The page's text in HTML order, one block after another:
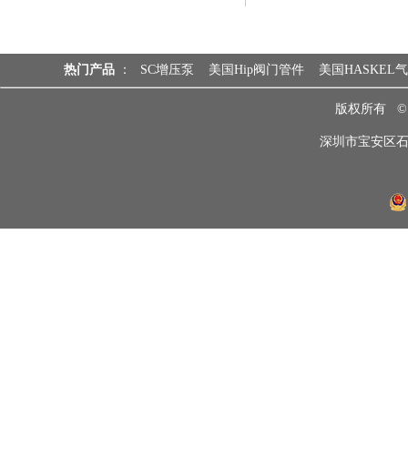
热门产品 ： SC增压泵 美国Hip阀门管件 美国HASKEL
版权所有
深圳市宝安区